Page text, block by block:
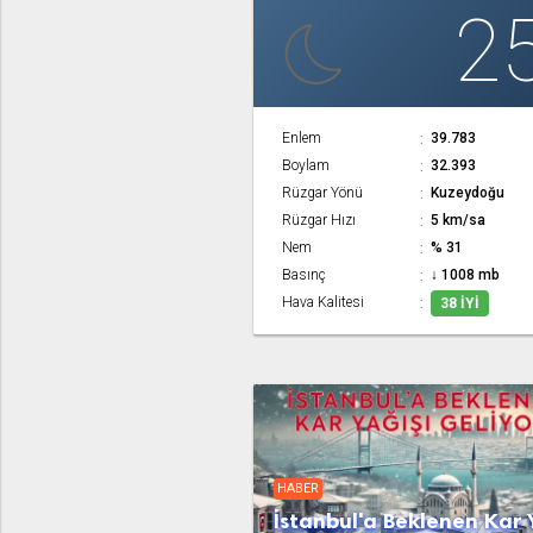
Enlem
39.783
Boylam
32.393
Rüzgar Yönü
Kuzeydoğu
Rüzgar Hızı
5 km/sa
Nem
% 31
Basınç
↓ 1008 mb
Hava Kalitesi
38 İYI
HABER
İstanbul'a Beklenen Kar